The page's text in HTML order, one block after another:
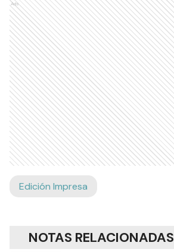
Ads
Edición Impresa
NOTAS RELACIONADAS